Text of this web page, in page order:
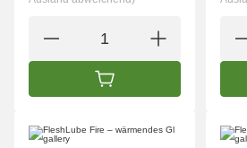
IN DEN WARENKORB